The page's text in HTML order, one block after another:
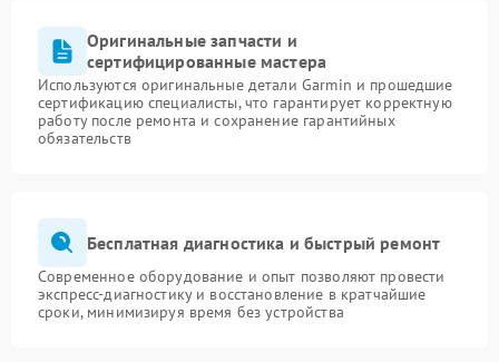
Оригинальные запчасти и
сертифицированные мастера
Используются оригинальные детали Garmin и прошедшие
сертификацию специалисты, что гарантирует корректную
работу после ремонта и сохранение гарантийных
обязательств
Бесплатная диагностика и быстрый ремонт
Современное оборудование и опыт позволяют провести
экспресс-диагностику и восстановление в кратчайшие
сроки, минимизируя время без устройства